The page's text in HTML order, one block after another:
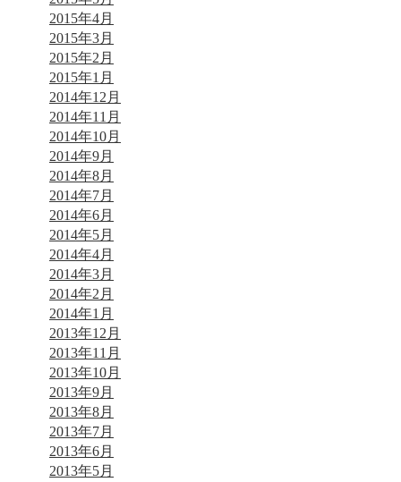
2015年4月
2015年3月
2015年2月
2015年1月
2014年12月
2014年11月
2014年10月
2014年9月
2014年8月
2014年7月
2014年6月
2014年5月
2014年4月
2014年3月
2014年2月
2014年1月
2013年12月
2013年11月
2013年10月
2013年9月
2013年8月
2013年7月
2013年6月
2013年5月